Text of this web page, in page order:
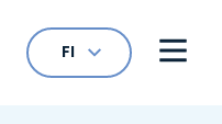
VALITTU KIELI:
FI
Avaa